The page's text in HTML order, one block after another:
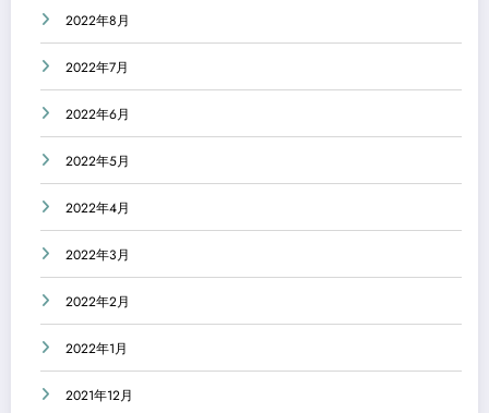
2022年8月
2022年7月
2022年6月
2022年5月
2022年4月
2022年3月
2022年2月
2022年1月
2021年12月